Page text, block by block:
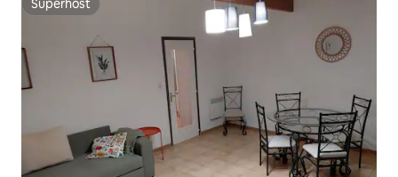
Superhost
Superhost